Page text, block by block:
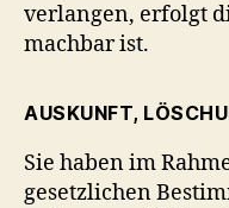
verlangen, erfolgt
machbar ist.
AUSKUNFT,
Sie haben im
gesetzlichen